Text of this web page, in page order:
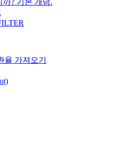
? 기본 개념.
가져오기